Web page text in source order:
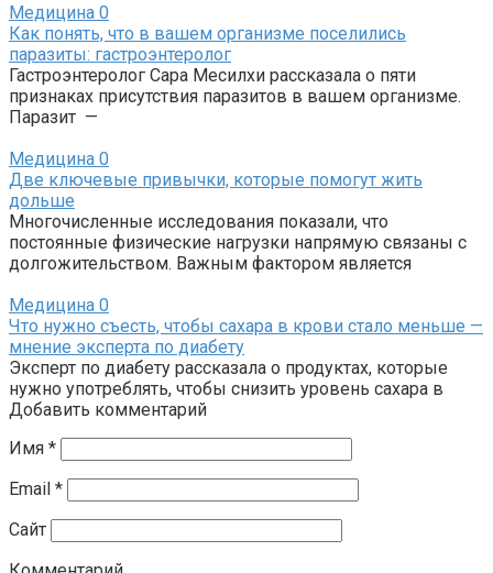
Медицина 0
Как понять, что в вашем организме поселились
паразиты: гастроэнтеролог
Гастроэнтеролог Сара Месилхи рассказала о пяти
признаках присутствия паразитов в вашем организме.
Паразит —
Медицина 0
Две ключевые привычки, которые помогут жить
дольше
Многочисленные исследования показали, что
постоянные физические нагрузки напрямую связаны с
долгожительством. Важным фактором является
Медицина 0
Что нужно съесть, чтобы сахара в крови стало меньше —
мнение эксперта по диабету
Эксперт по диабету рассказала о продуктах, которые
нужно употреблять, чтобы снизить уровень сахара в
Добавить комментарий
Имя *
Email *
Сайт